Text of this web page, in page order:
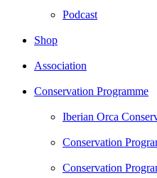
Podcast
Shop
Association
Conservation Programme
Iberian Orca
Conservation
Conservation